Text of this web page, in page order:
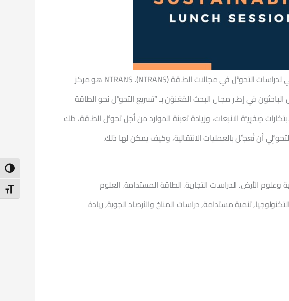
أعلنت جامعة “أوسلو” عن زمالة لمدة ثلاث سنوات لباحثي ما بعد الدكتوراه للعمل في المركز النرويجي لدراسات التحوُّل في مجالات الطاقة (NTRANS). NTRANS هو مركز
الباحثون في إطار مجال البحث المُعَنوَن بـ “تسريع التحوُّل نحو الطاقة
صِفرِيَّة الانبعاث، وزيادة تعبئة الموارد من أجل تحوُّل الطاقة، ذلك
أن تُعجِّل بالعمليات الانتقالية، وكيف يمكن لها ذلك.
وعلوم الأرض, الدراسات التجارية, الطاقة المستدامة, العلوم
تنمية مستدامة, دراسات المناخ والأرصاد الجوية, ريادة